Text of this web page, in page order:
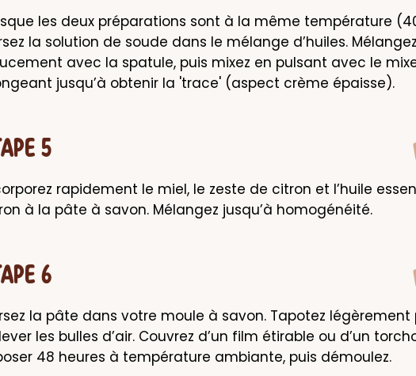
les deux préparations sont à la même température
la solution de soude dans le mélange d’huiles. Mélangez
avec la spatule, puis mixez en pulsant avec le
jusqu’à obtenir la 'trace' (aspect crème épaisse).
5
rapidement le miel, le zeste de citron et l’huile
à la pâte à savon. Mélangez jusqu’à homogénéité.
6
la pâte dans votre moule à savon. Tapotez légèrement
les bulles d’air. Couvrez d’un film étirable ou d’un
48 heures à température ambiante, puis démoulez.